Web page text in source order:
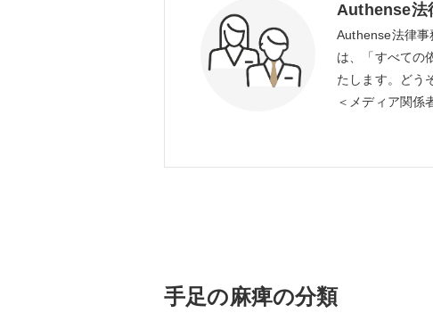
Authense法
Authense法律事
は、「すべての
たします。どう
＜メディア関係
手足の麻痺の分類